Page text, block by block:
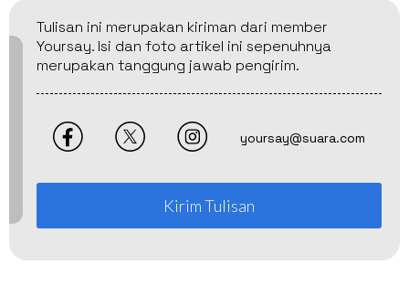
Tulisan ini merupakan kiriman dari member
Yoursay. Isi dan foto artikel ini sepenuhnya
merupakan tanggung jawab pengirim.
yoursay@suara.com
Kirim Tulisan